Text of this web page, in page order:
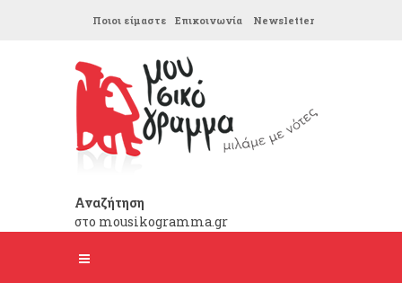
Ποιοι είμαστε Επικοινωνία Newsletter
Αναζήτηση
στο mousikogramma.gr